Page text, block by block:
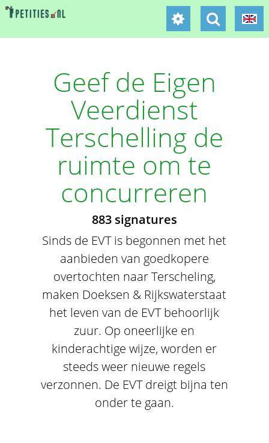
Geef de Eigen
Veerdienst
Terschelling de
ruimte om te
concurreren
883 signatures
Sinds de EVT is begonnen met het
aanbieden van goedkopere
overtochten naar Terscheling,
maken Doeksen & Rijkswaterstaat
het leven van de EVT behoorlijk
zuur. Op oneerlijke en
kinderachtige wijze, worden er
steeds weer nieuwe regels
verzonnen. De EVT dreigt bijna ten
onder te gaan.